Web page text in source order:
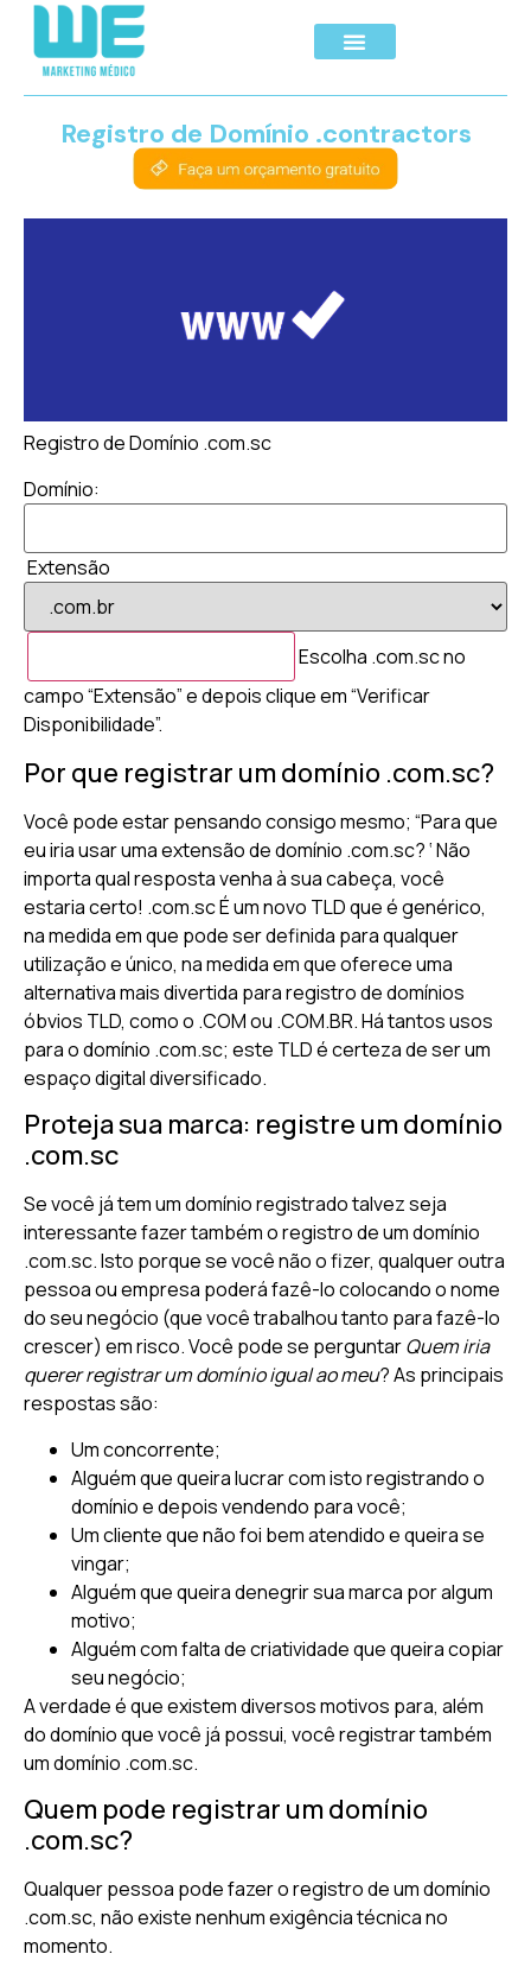
Registro de Domínio .contractors
Registro de Domínio .com.sc
Domínio:
Extensão
Escolha .com.sc no
campo “Extensão” e depois clique em “Verificar
Disponibilidade”.
Por que registrar um domínio .com.sc?
Você pode estar pensando consigo mesmo; “Para que
eu iria usar uma extensão de domínio .com.sc? ‘ Não
importa qual resposta venha à sua cabeça, você
estaria certo! .com.sc É um novo TLD que é genérico,
na medida em que pode ser definida para qualquer
utilização e único, na medida em que oferece uma
alternativa mais divertida para registro de domínios
óbvios TLD, como o .COM ou .COM.BR. Há tantos usos
para o domínio .com.sc; este TLD é certeza de ser um
espaço digital diversificado.
Proteja sua marca: registre um domínio
.com.sc
Se você já tem um domínio registrado talvez seja
interessante fazer também o registro de um domínio
.com.sc. Isto porque se você não o fizer, qualquer outra
pessoa ou empresa poderá fazê-lo colocando o nome
do seu negócio (que você trabalhou tanto para fazê-lo
crescer) em risco. Você pode se perguntarQuem iria
querer registrar um domínio igual ao meu? As principais
respostas são:
Um concorrente;
Alguém que queira lucrar com isto registrando o
domínio e depois vendendo para você;
Um cliente que não foi bem atendido e queira se
vingar;
Alguém que queira denegrir sua marca por algum
motivo;
Alguém com falta de criatividade que queira copiar
seu negócio;
A verdade é que existem diversos motivos para, além
do domínio que você já possui, você registrar também
um domínio .com.sc.
Quem pode registrar um domínio
.com.sc?
Qualquer pessoa pode fazer o registro de um domínio
.com.sc, não existe nenhum exigência técnica no
momento.